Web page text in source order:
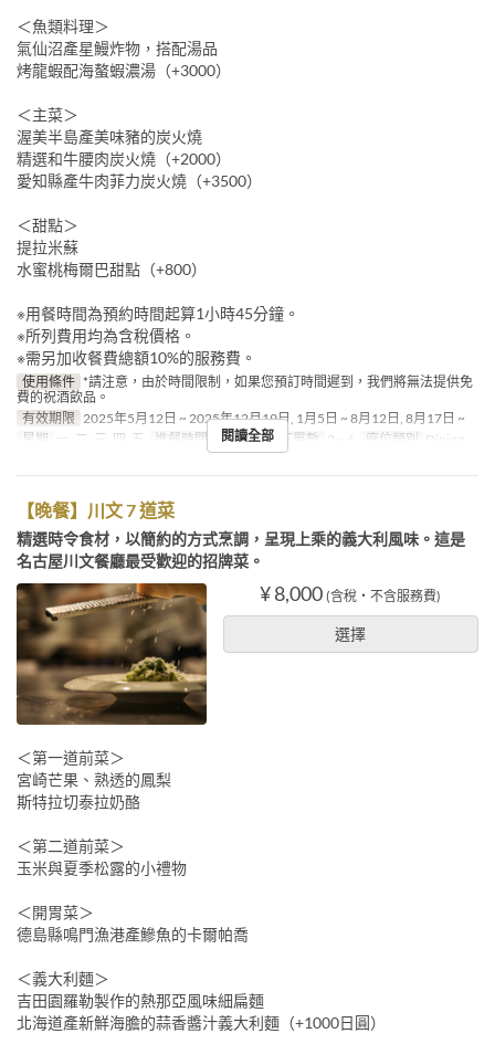
＜魚類料理＞
氣仙沼產星鰻炸物，搭配湯品
烤龍蝦配海螯蝦濃湯（+3000）
＜主菜＞
渥美半島產美味豬的炭火燒
精選和牛腰肉炭火燒（+2000）
愛知縣產牛肉菲力炭火燒（+3500）
＜甜點＞
提拉米蘇
水蜜桃梅爾巴甜點（+800）
※用餐時間為預約時間起算1小時45分鐘。
※所列費用均為含稅價格。
※需另加收餐費總額10%的服務費。
使用條件 *請注意，由於時間限制，如果您預訂時間遲到，我們將無法提供免
費的祝酒飲品。
有效期限 2025年5月12日 ~ 2025年12月19日, 1月5日 ~ 8月12日, 8月17日 ~
星期
一, 二, 三, 四, 五 進餐時間 晚餐 最大下單數 2 ~ 6 座位類別 Dining
閱讀全部
【晚餐】川文 7 道菜
精選時令食材，以簡約的方式烹調，呈現上乘的義大利風味。這是
名古屋川文餐廳最受歡迎的招牌菜。
¥ 8,000 (含稅・不含服務費)
選擇
＜第一道前菜＞
宮崎芒果、熟透的鳳梨
斯特拉切泰拉奶酪
＜第二道前菜＞
玉米與夏季松露的小禮物
＜開胃菜＞
德島縣鳴門漁港產鰺魚的卡爾帕喬
＜義大利麵＞
吉田園羅勒製作的熱那亞風味細扁麵
北海道產新鮮海膽的蒜香醬汁義大利麵（+1000日圓）